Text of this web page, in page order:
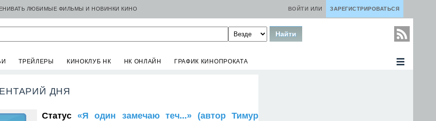
ЛЮБИМЫЕ ФИЛЬМЫ И НОВИНКИ КИНО ЗАРЕГИСТРИРОВАТЬСЯ
ВОЙТИ ИЛИ
ТРЕЙЛЕРЫ КИНОКЛУБ НК НК ОНЛАЙН ГРАФИК КИНОПРОКАТА
ДНЯ
Статус«Я один замечаю теч...» (автор Тимур